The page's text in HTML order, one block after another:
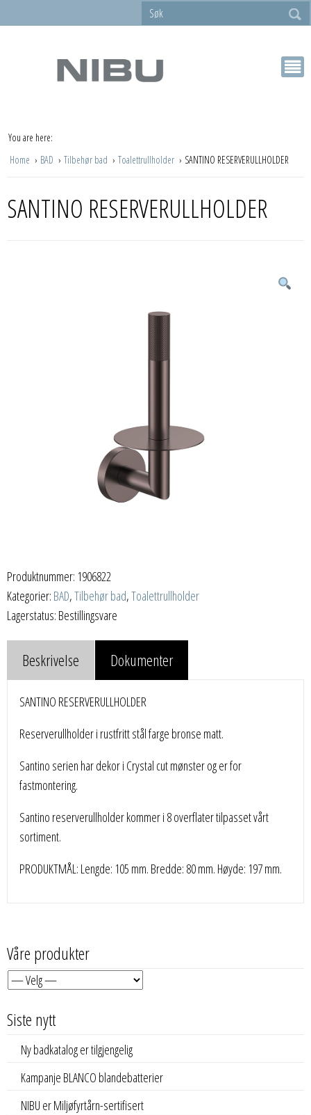
You are here:
Home
BAD Tilbehør bad Toalettrullholder SANTINO RESERVERULLHOLDER
SANTINO RESERVERULLHOLDER
Produktnummer: 1906822
Kategorier: BAD,Tilbehør bad,Toalettrullholder
Lagerstatus: Bestillingsvare
Beskrivelse Dokumenter
SANTINO RESERVERULLHOLDER
Reserverullholder i rustfritt stål farge bronse matt.
Santino serien har dekor i Crystal cut mønster og er for
fastmontering.
Santino reserverullholder kommer i 8 overflater tilpasset vårt
sortiment.
PRODUKTMÅL: Lengde: 105 mm. Bredde: 80 mm. Høyde: 197 mm.
Våre produkter
Siste nytt
Ny badkatalog er tilgjengelig
Kampanje BLANCO blandebatterier
NIBU er Miljøfyrtårn-sertifisert